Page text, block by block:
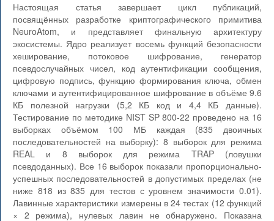
Настоящая статья завершает цикл публикаций,
посвящённых разработке криптографического примитива
NeuroAtom, и представляет финальную архитектуру
экосистемы. Ядро реализует восемь функций безопасности
хеширование, потоковое шифрование, генератор
псевдослучайных чисел, код аутентификации сообщения,
цифровую подпись, функцию формирования ключа, обмен
ключами и аутентифицированное шифрование в объёме 9.6
КБ полезной нагрузки (5,2 КБ код и 4,4 КБ данные).
Тестирование по методике NIST SP 800-22 проведено на 16
выборках объёмом 100 МБ каждая (835 двоичных
последовательностей на выборку): 8 выборок для режима
REAL и 8 выборок для режима TRAP (ловушки
псевдоданных). Все 16 выборок показали пропорционально-
успешных последовательностей в допустимых пределах (не
ниже 818 из 835 для тестов с уровнем значимости 0.01).
Лавинные характеристики измерены в 24 тестах (12 функций
× 2 режима), нулевых лавин не обнаружено. Показана